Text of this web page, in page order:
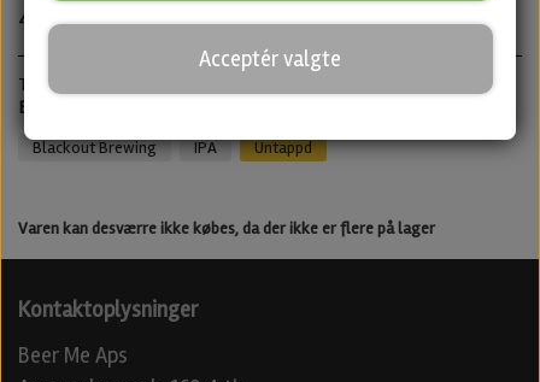
45,50 kr.
Triple IPA · ABV: 6,0% · Dåse: 44 cl.
Best before 12/04/2026 - Men stadig god efter
Blackout Brewing IPA Untappd
Varen kan desværre ikke købes, da der ikke er flere på lager
Kontaktoplysninger
Beer Me Aps
Acceptér valgte